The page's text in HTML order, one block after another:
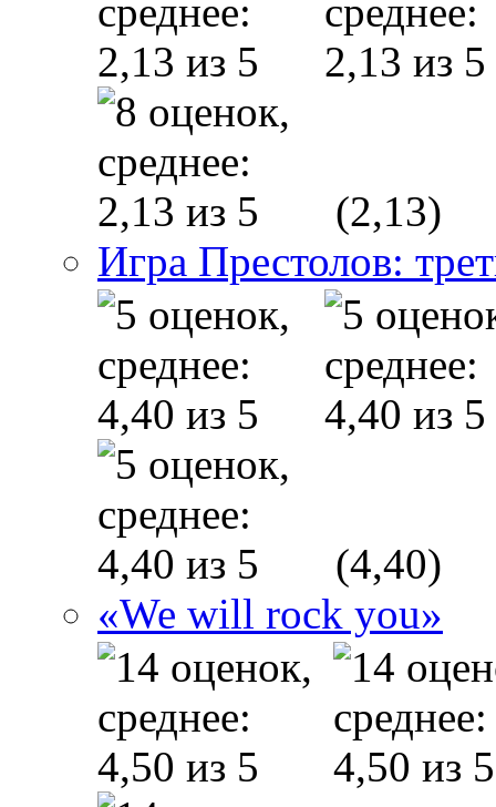
(2,13)
Игра Престолов:
(4,40)
«We will rock you»